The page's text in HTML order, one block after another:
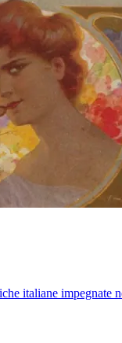
italiane impegnate